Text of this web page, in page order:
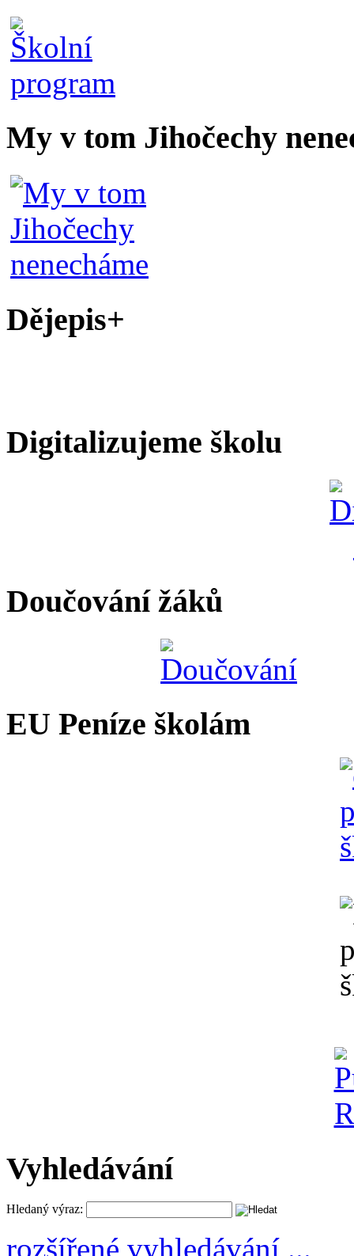
My v tom Jihočechy
Dějepis+
Digitalizujeme školu
Doučování žáků
EU Peníze školám
Vyhledávání
Hledaný výraz:
rozšířené vyhledávání ...